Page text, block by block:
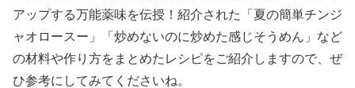
アップする万能薬味を伝授！紹介された「夏の簡単チンジ
ャオロースー」「炒めないのに炒めた感じそうめん」など
の材料や作り方をまとめたレシピをご紹介しますので、ぜ
ひ参考にしてみてくださいね。